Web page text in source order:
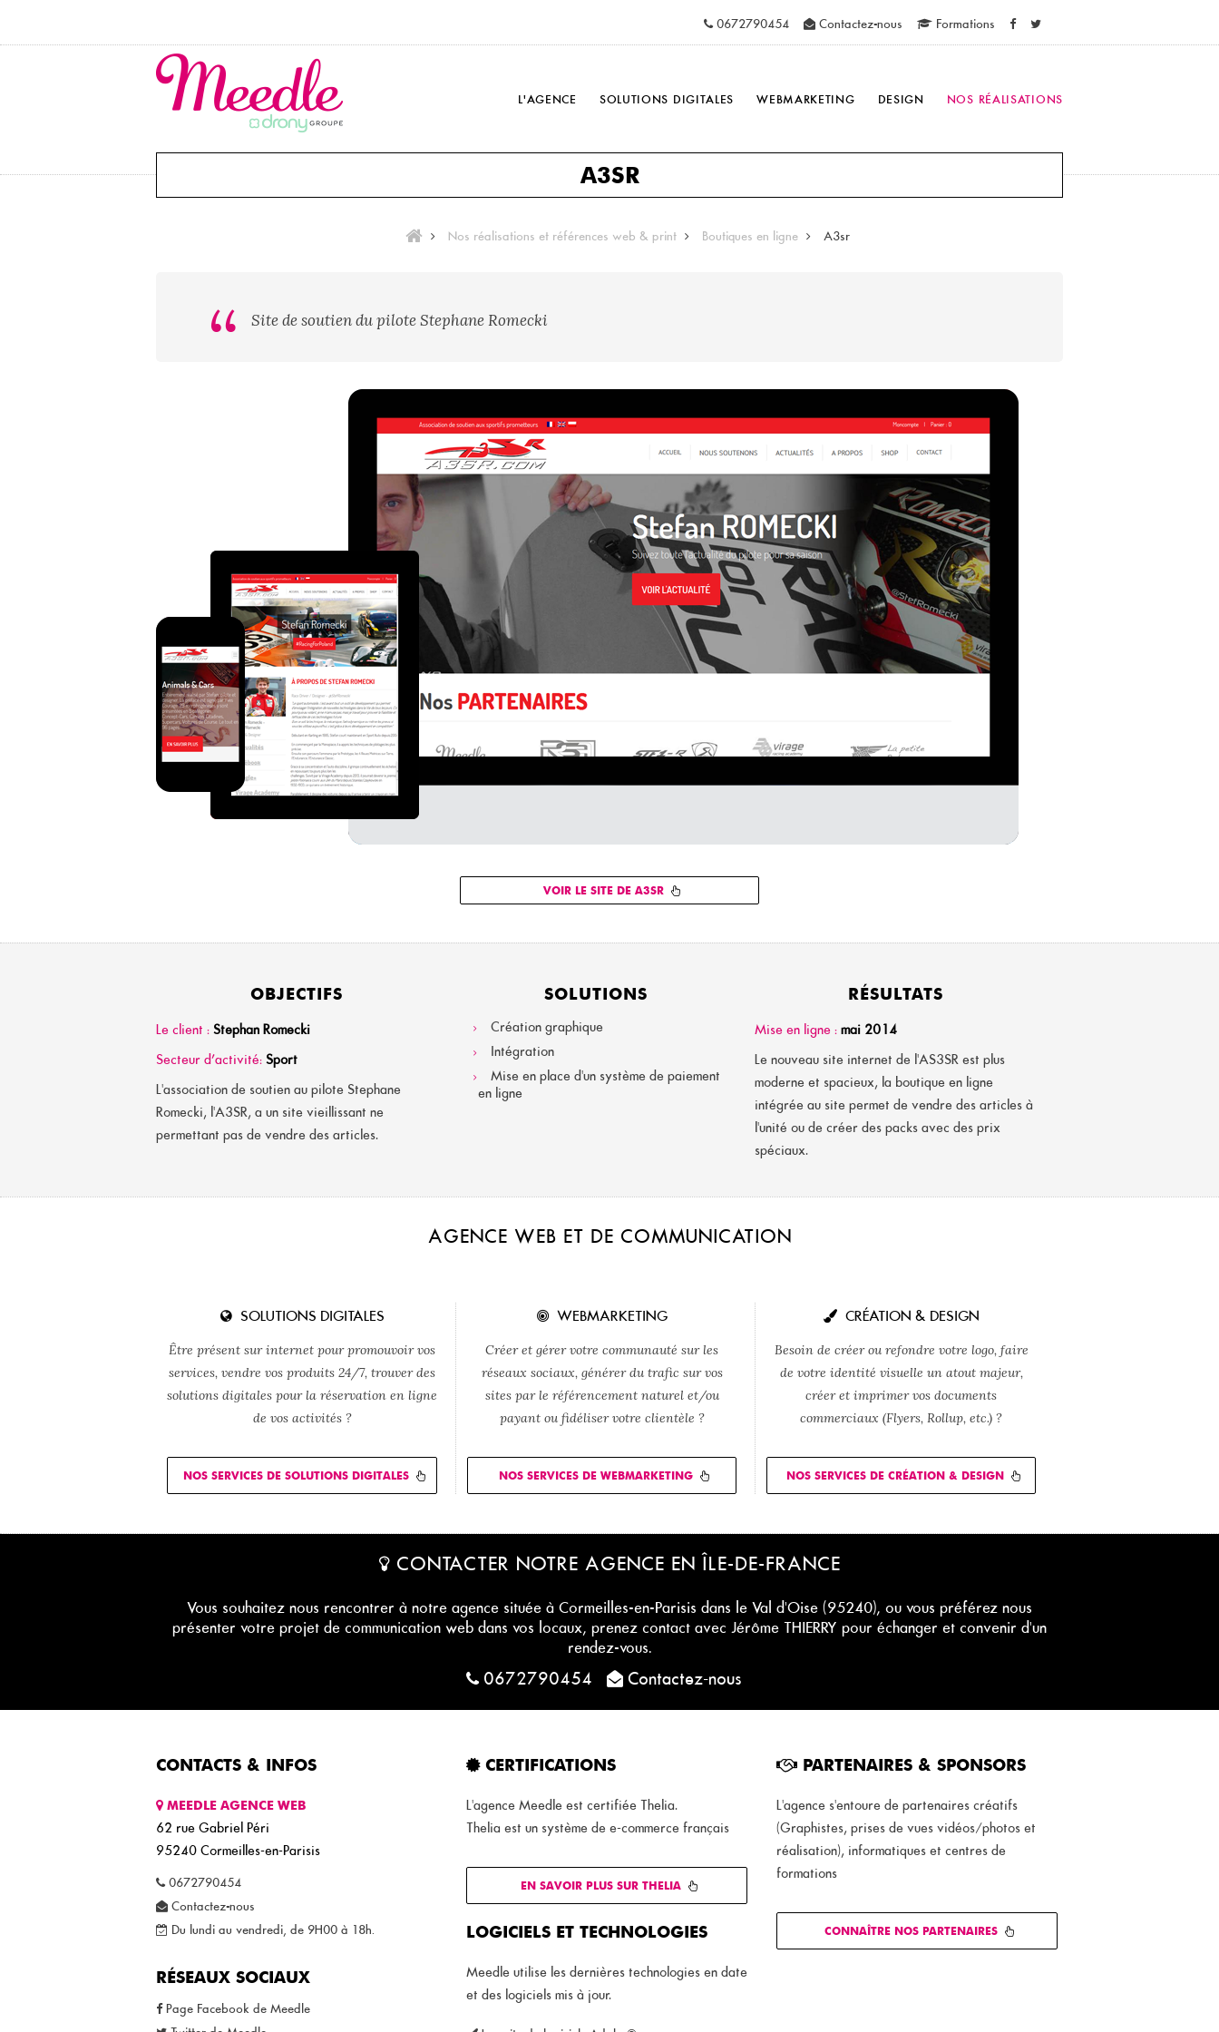
0672790454 Contactez-nous Formations
L'AGENCE SOLUTIONS DIGITALES WEBMARKETING DESIGN NOS RÉALISATIONS
A3SR
Nos réalisations et références web & print Boutiques en ligne A3sr
Site de soutien du pilote Stephane Romecki
VOIR LE SITE DE A3SR
OBJECTIFS
Le client : Stephan Romecki
Secteur d’activité: Sport
L'association de soutien au pilote Stephane
Romecki, l'A3SR, a un site vieillissant ne
permettant pas de vendre des articles.
SOLUTIONS
Création graphique
Intégration
Mise en place d'un système de paiement
en ligne
RÉSULTATS
Mise en ligne : mai 2014
Le nouveau site internet de l'AS3SR est plus
moderne et spacieux, la boutique en ligne
intégrée au site permet de vendre des articles à
l'unité ou de créer des packs avec des prix
spéciaux.
AGENCE WEB ET DE COMMUNICATION
SOLUTIONS DIGITALES
Être présent sur internet pour promouvoir vos
services, vendre vos produits 24/7, trouver des
solutions digitales pour la réservation en ligne
de vos activités ?
NOS SERVICES DE SOLUTIONS DIGITALES
WEBMARKETING
Créer et gérer votre communauté sur les
réseaux sociaux, générer du trafic sur vos
sites par le référencement naturel et/ou
payant ou fidéliser votre clientèle ?
NOS SERVICES DE WEBMARKETING
CRÉATION & DESIGN
Besoin de créer ou refondre votre logo, faire
de votre identité visuelle un atout majeur,
créer et imprimer vos documents
commerciaux (Flyers, Rollup, etc.) ?
NOS SERVICES DE CRÉATION & DESIGN
CONTACTER NOTRE AGENCE EN ÎLE-DE-FRANCE
Vous souhaitez nous rencontrer à notre agence située à Cormeilles-en-Parisis dans le Val d'Oise (95240), ou vous préférez nous
présenter votre projet de communication web dans vos locaux, prenez contact avec Jérôme THIERRY pour échanger et convenir d'un
rendez-vous.
0672790454 Contactez-nous
CONTACTS & INFOS
MEEDLE AGENCE WEB
62 rue Gabriel Péri
95240 Cormeilles-en-Parisis
0672790454
Contactez-nous
Du lundi au vendredi, de 9H00 à 18h.
RÉSEAUX SOCIAUX
Page Facebook de Meedle
CERTIFICATIONS
L'agence Meedle est certifiée Thelia.
Thelia est un système de e-commerce français
EN SAVOIR PLUS SUR THELIA
LOGICIELS ET TECHNOLOGIES
Meedle utilise les dernières technologies en date
et des logiciels mis à jour.
PARTENAIRES & SPONSORS
L'agence s'entoure de partenaires créatifs
(Graphistes, prises de vues vidéos/photos et
réalisation), informatiques et centres de
formations
CONNAÎTRE NOS PARTENAIRES